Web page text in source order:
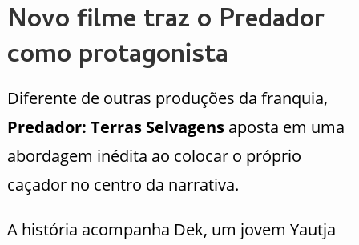
Novo filme traz o Predador
como protagonista
Diferente de outras produções da franquia,
Predador: Terras Selvagensaposta em uma
abordagem inédita ao colocar o próprio
caçador no centro da narrativa.
A história acompanha Dek, um jovem Yautja